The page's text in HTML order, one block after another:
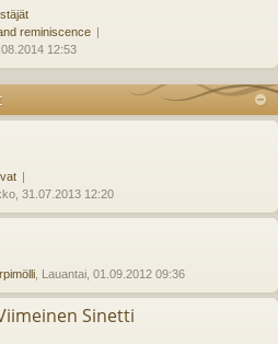
reminiscence
12:53
31.07.2013 12:20
, Lauantai, 01.09.2012 09:36
Sinetti